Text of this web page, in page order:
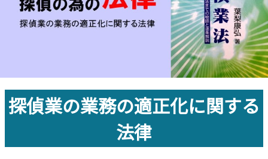
探偵業の業務の適正化に関する
法律